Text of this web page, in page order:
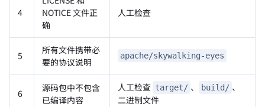
4
NOTICE 文件正
确
人工检查
5
所有文件携带必
要的协议说明
apache/skywalking-eyes
6
源码包中不包含
已编译内容
人工检查 target/ 、 build/ 、
二进制文件